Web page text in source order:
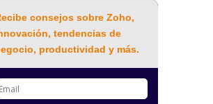
consejos sobre Zoho,
tendencias de
productividad y más.